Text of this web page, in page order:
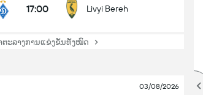
17:00 Livyi Bereh
ຕະລາງການແຂ່ງຂັນທັງໝົດ
03/08/2026
(2.5)
ສູງ